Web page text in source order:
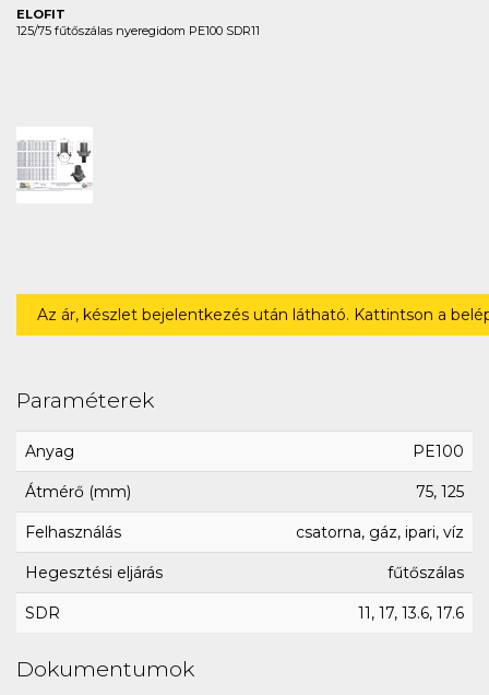
ELOFIT
125/75 fűtőszálas nyeregidom PE100 SDR11
Az ár, készlet bejelentkezés után látható. Kattintson a
Paraméterek
Anyag PE100
Átmérő (mm) 75, 125
Felhasználás csatorna, gáz, ipari, víz
Hegesztési eljárás fűtőszálas
SDR 11, 17, 13.6, 17.6
Dokumentumok